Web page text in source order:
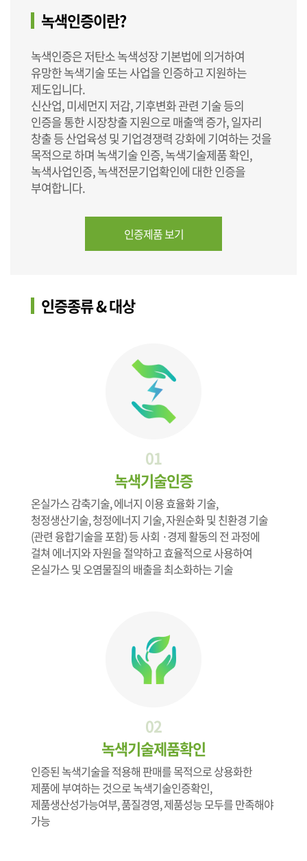
녹색인증이란?
녹색인증은 저탄소 녹색성장 기본법에 의거하여
유망한 녹색기술 또는 사업을 인증하고 지원하는
제도입니다.
신산업, 미세먼지 저감, 기후변화 관련 기술 등의
인증을 통한 시장창출 지원으로 매출액 증가, 일자리
창출 등 산업육성 및 기업경쟁력 강화에 기여하는 것을
목적으로 하며 녹색기술 인증, 녹색기술제품 확인,
녹색사업인증, 녹색전문기업확인에 대한 인증을
부여합니다.
인증제품 보기
인증종류 & 대상
01
녹색기술인증
온실가스 감축기술, 에너지 이용 효율화 기술,
청정생산기술, 청정에너지 기술, 자원순화 및 친환경 기술
(관련 융합기술을 포함) 등 사회 ·경제 활동의 전 과정에
걸쳐 에너지와 자원을 절약하고 효율적으로 사용하여
온실가스 및 오염물질의 배출을 최소화하는 기술
02
녹색기술제품확인
인증된 녹색기술을 적용해 판매를 목적으로 상용화한
제품에 부여하는 것으로 녹색기술인증확인,
제품생산성가능여부, 품질경영, 제품성능 모두를 만족해야
가능